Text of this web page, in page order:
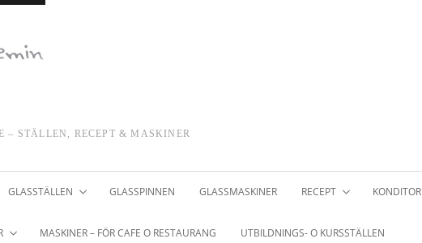
– STÄLLEN, RECEPT & MASKINER
GLASSTÄLLEN GLASSPINNEN GLASSMASKINER RECEPT KONDITOR
MASKINER – FÖR CAFE O RESTAURANG UTBILDNINGS- O KURSSTÄLLEN